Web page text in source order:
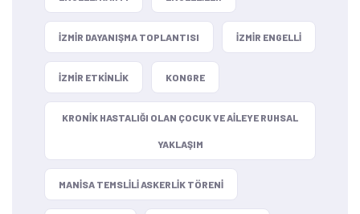
IZMIR DAYANIŞMA TOPLANTISI IZMIR ENGELLI
IZMIR ETKINLIK KONGRE
KRONIK HASTALIĞI OLAN ÇOCUK VE AILEYE RUHSAL
YAKLAŞIM
MANISA TEMSLILI ASKERLIK TÖRENI